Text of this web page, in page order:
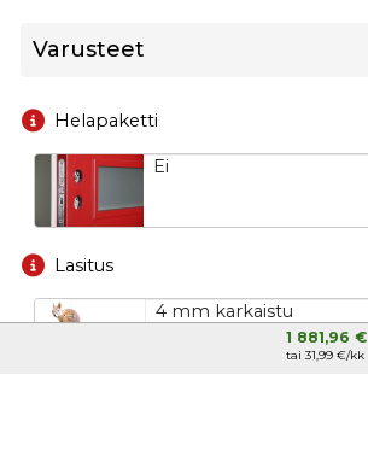
Varusteet
Helapaketti
Ei
Lasitus
4 mm karkaistu
1 881,96 €
tai 31,99 €/kk